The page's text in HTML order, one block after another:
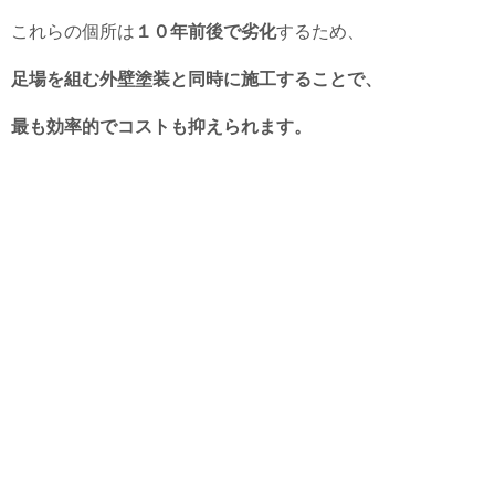
これらの個所は １０年前後で劣化するため、
足場を組む外壁塗装と同時に施工することで、
最も効率的でコストも抑えられます。